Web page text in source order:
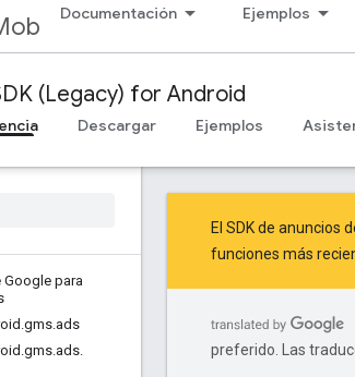
Documentación Ejemplos
(Legacy) for Android
Descargar Ejemplos
Google para
.gms.ads
.gms.ads.
El SDK de anuncios
funciones más
preferido. Las